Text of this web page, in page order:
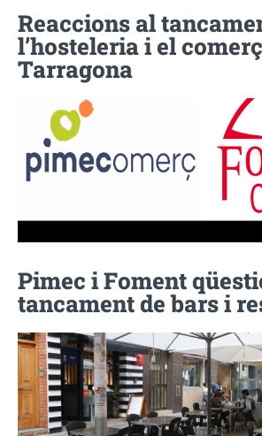
Reaccions al
l’hosteleria i el
Tarragona
Pimec i Foment
tancament de bars i